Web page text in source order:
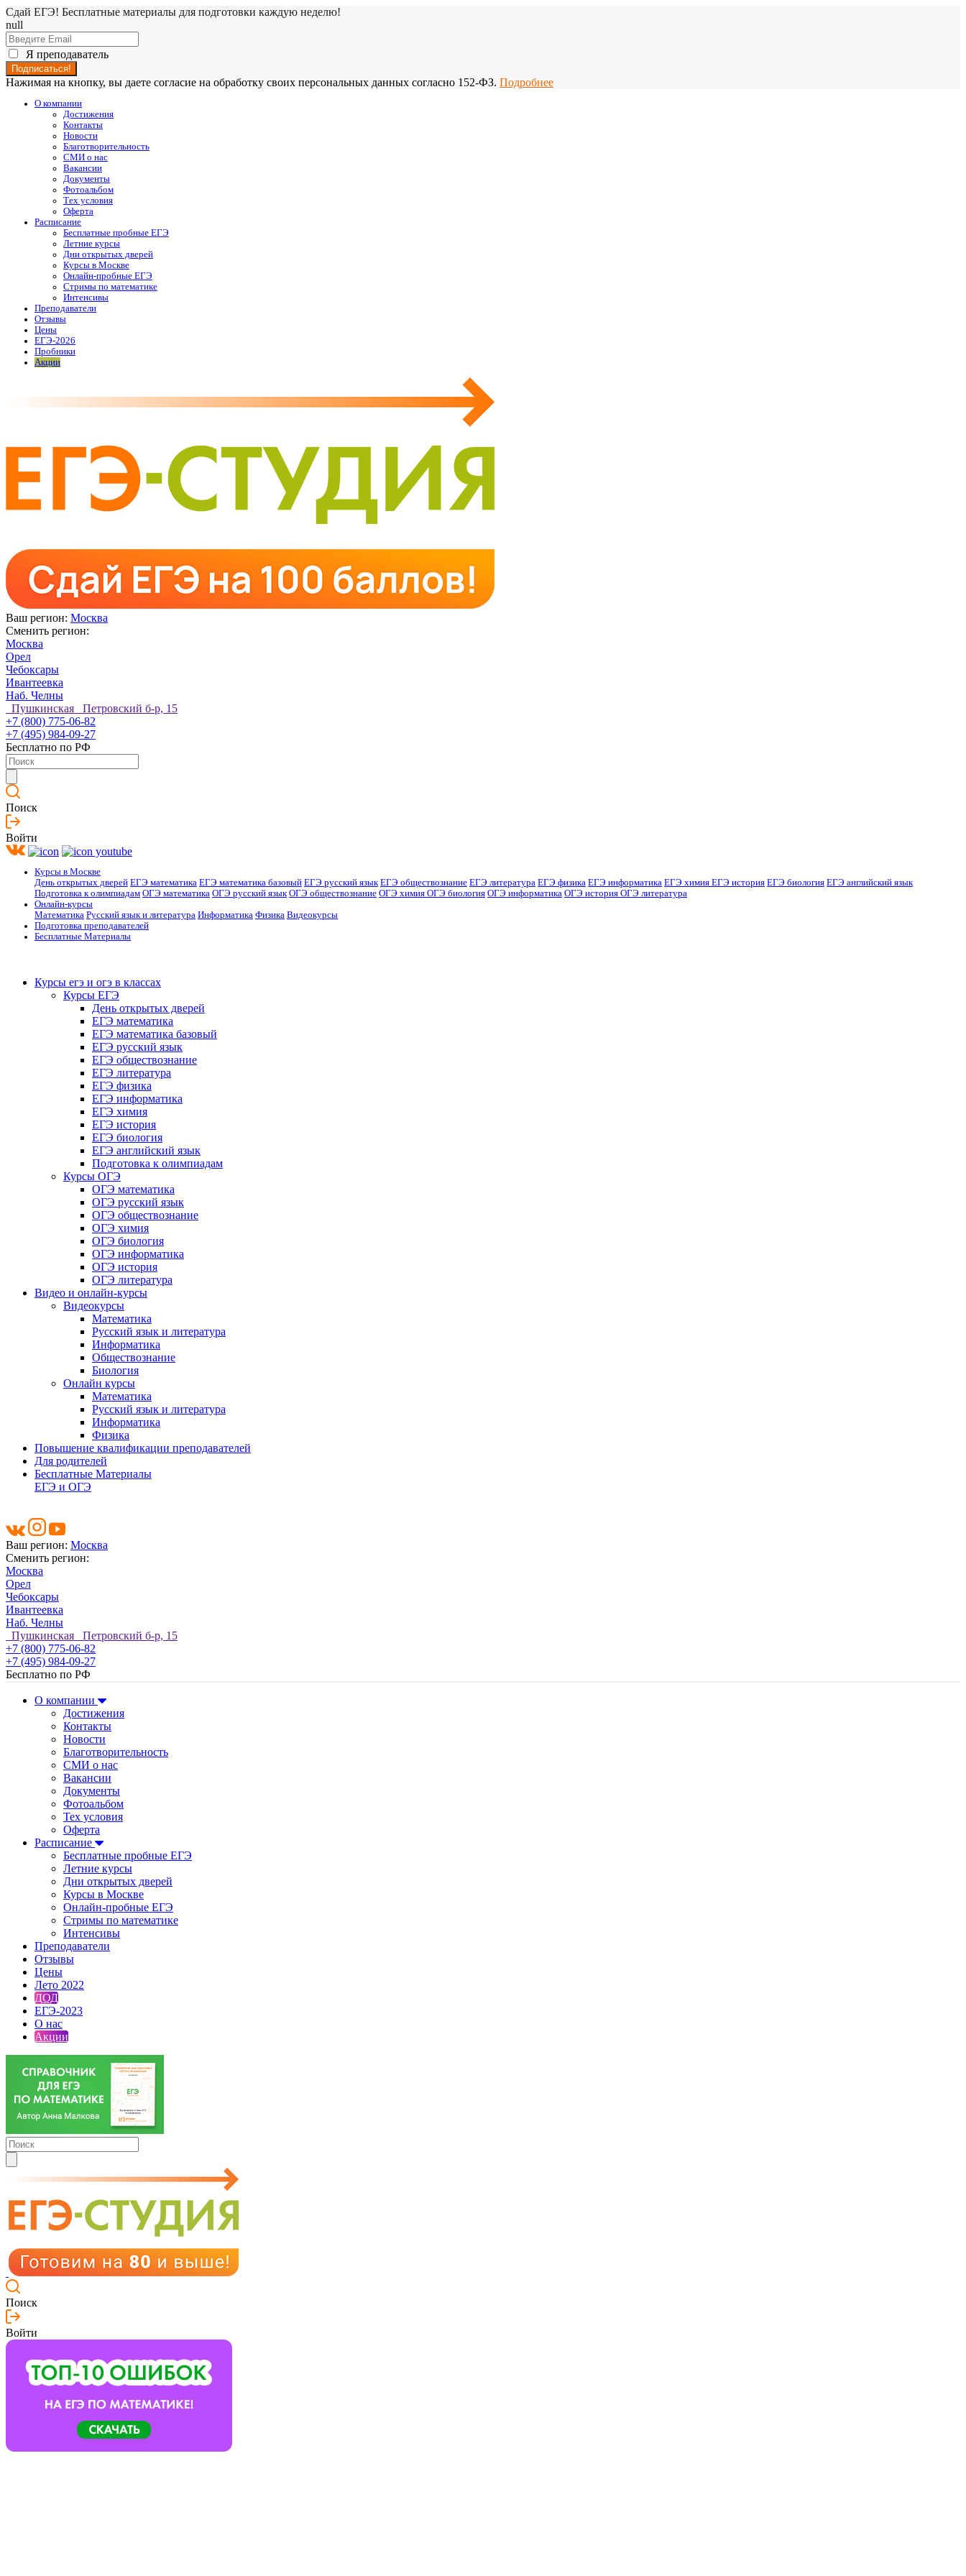
Сдай ЕГЭ! Бесплатные материалы для подготовки каждую неделю!
null
Я преподаватель
Нажимая на кнопку, вы даете согласие на обработку своих персональных данных согласно 152-ФЗ. Подробнее
О компании
Достижения
Контакты
Новости
Благотворительность
СМИ о нас
Вакансии
Документы
Фотоальбом
Тех условия
Оферта
Расписание
Бесплатные пробные ЕГЭ
Летние курсы
Дни открытых дверей
Курсы в Москве
Онлайн-пробные ЕГЭ
Стримы по математике
Интенсивы
Преподаватели
Отзывы
Цены
ЕГЭ-2026
Пробники
Акции
Ваш регион: Москва
Сменить регион:
Москва
Орел
Чебоксары
Ивантеевка
Наб. Челны
Пушкинская Петровский б-р, 15
+7 (800) 775-06-82
+7 (495) 984-09-27
Бесплатно по РФ
Поиск
Войти
Курсы в Москве
День открытых дверей ЕГЭ математика ЕГЭ математика базовый ЕГЭ русский язык ЕГЭ обществознание ЕГЭ литература ЕГЭ физика ЕГЭ информатика ЕГЭ химия ЕГЭ история ЕГЭ биология ЕГЭ английский язык
Подготовка к олимпиадам ОГЭ математика ОГЭ русский язык ОГЭ обществознание ОГЭ химия ОГЭ биология ОГЭ информатика ОГЭ история ОГЭ литература
Онлайн-курсы
Математика Русский язык и литература Информатика Физика Видеокурсы
Подготовка преподавателей
Бесплатные Материалы
Курсы егэ и огэ в классах
Курсы ЕГЭ
День открытых дверей
ЕГЭ математика
ЕГЭ математика базовый
ЕГЭ русский язык
ЕГЭ обществознание
ЕГЭ литература
ЕГЭ физика
ЕГЭ информатика
ЕГЭ химия
ЕГЭ история
ЕГЭ биология
ЕГЭ английский язык
Подготовка к олимпиадам
Курсы ОГЭ
ОГЭ математика
ОГЭ русский язык
ОГЭ обществознание
ОГЭ химия
ОГЭ биология
ОГЭ информатика
ОГЭ история
ОГЭ литература
Видео и онлайн-курсы
Видеокурсы
Математика
Русский язык и литература
Информатика
Обществознание
Биология
Онлайн курсы
Математика
Русский язык и литература
Информатика
Физика
Повышение квалификации преподавателей
Для родителей
Бесплатные Материалы
ЕГЭ и ОГЭ
Ваш регион: Москва
Сменить регион:
Москва
Орел
Чебоксары
Ивантеевка
Наб. Челны
Пушкинская Петровский б-р, 15
+7 (800) 775-06-82
+7 (495) 984-09-27
Бесплатно по РФ
О компании
Достижения
Контакты
Новости
Благотворительность
СМИ о нас
Вакансии
Документы
Фотоальбом
Тех условия
Оферта
Расписание
Бесплатные пробные ЕГЭ
Летние курсы
Дни открытых дверей
Курсы в Москве
Онлайн-пробные ЕГЭ
Стримы по математике
Интенсивы
Преподаватели
Отзывы
Цены
Лето 2022
ДОД
ЕГЭ-2023
О нас
Акции
Поиск
Войти